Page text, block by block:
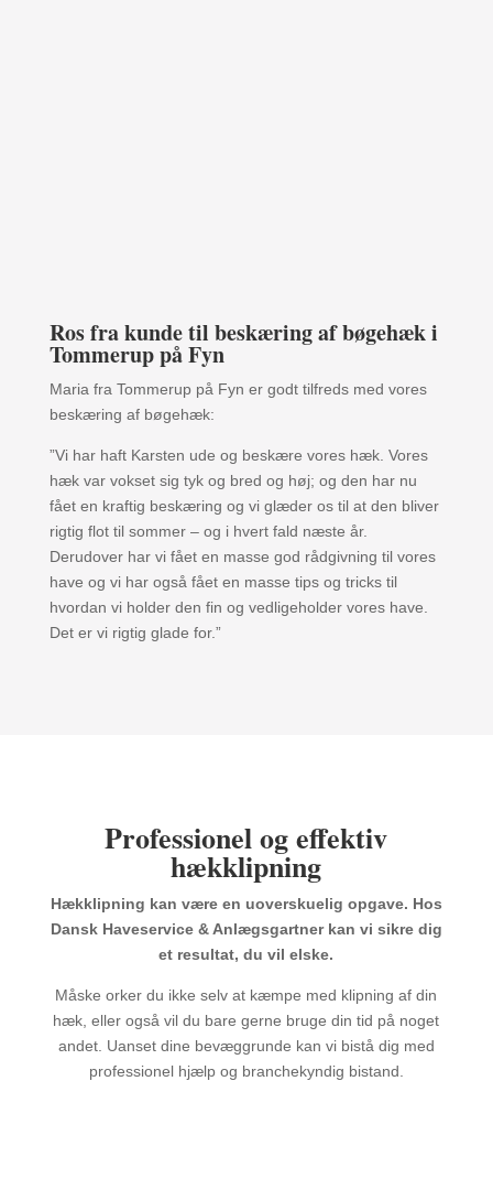
Ros fra kunde til beskæring af bøgehæk i
Tommerup på Fyn
Maria fra Tommerup på Fyn er godt tilfreds med vores
beskæring af bøgehæk:
”Vi har haft Karsten ude og beskære vores hæk. Vores
hæk var vokset sig tyk og bred og høj; og den har nu
fået en kraftig beskæring og vi glæder os til at den bliver
rigtig flot til sommer – og i hvert fald næste år.
Derudover har vi fået en masse god rådgivning til vores
have og vi har også fået en masse tips og tricks til
hvordan vi holder den fin og vedligeholder vores have.
Det er vi rigtig glade for.”
Professionel og effektiv
hækklipning
Hækklipning kan være en uoverskuelig opgave. Hos
Dansk Haveservice & Anlægsgartner kan vi sikre dig
et resultat, du vil elske.
Måske orker du ikke selv at kæmpe med klipning af din
hæk, eller også vil du bare gerne bruge din tid på noget
andet. Uanset dine bevæggrunde kan vi bistå dig med
professionel hjælp og branchekyndig bistand.